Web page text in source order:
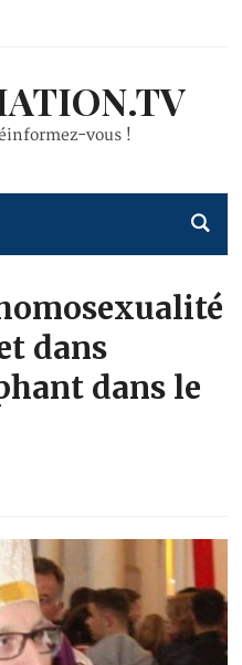
vous !
dans
dans le